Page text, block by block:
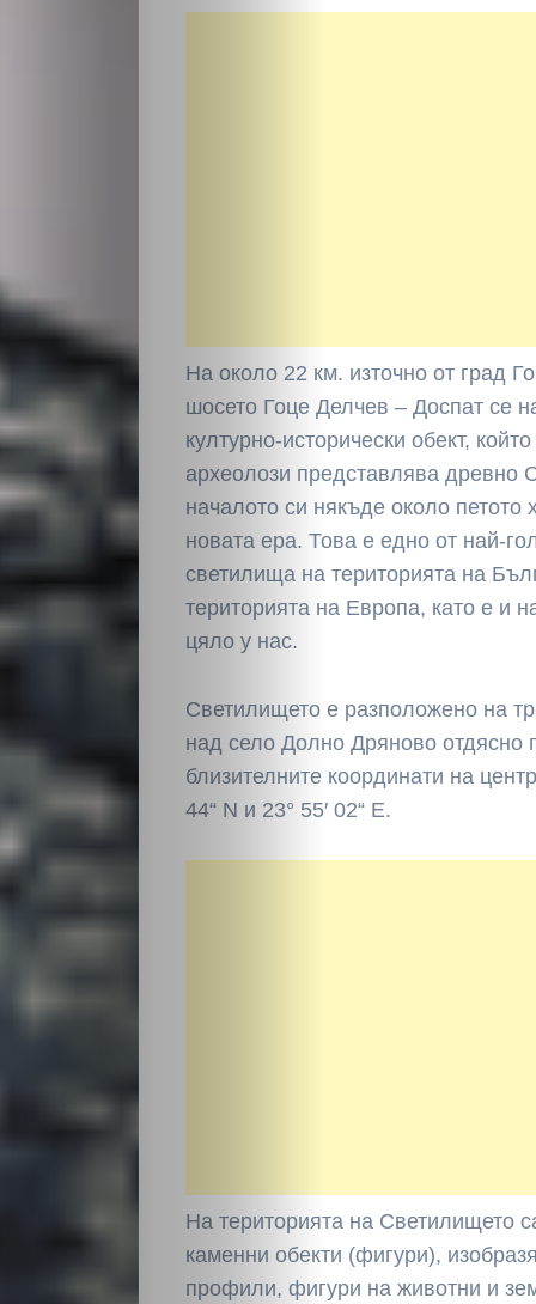
На около 22 км. из­точно от град
шосето Гоце Делчев – Доспат се
културно-исторически обект,
археолози представля­ва
началото си някъде около пе­тото
нова­та ера. Това е едно от най-
светилища на територията на
територията на Европа, като е и
цяло у нас.
Светилището е разположено на
над село Долно Дряново от­дясно
близителните координати на
44“ N и 23° 55′ 02“ E.
На територията на Светили­щето
каменни обекти (фигури),
профили, фигури на животни и